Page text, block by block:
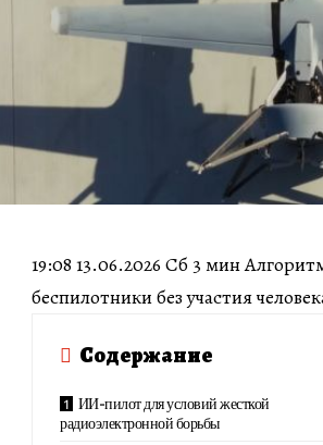
19:08 13.06.2026 Сб 3 мин
беспилотники без участия
Содержание
ИИ-пилот для условий жесткой
радиоэлектронной борьбы